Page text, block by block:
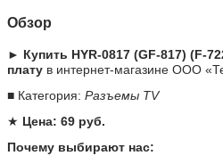
Обзор
► Купить HYR-0817 (GF-817) (F-
плату в интернет-магазине ООО
■ Категория:Разъемы TV
★ Цена: 69 руб.
Почему выбирают нас: